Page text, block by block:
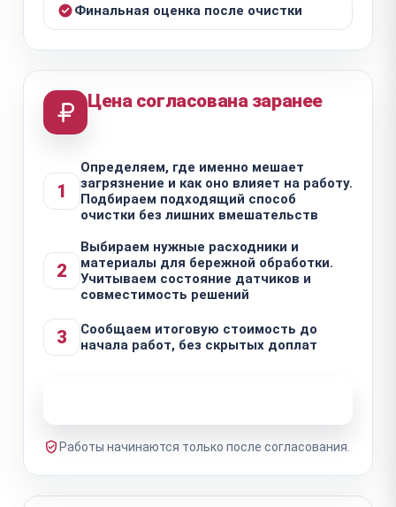
Финальная оценка после очистки
Цена согласована заранее
1
Определяем, где именно мешает
загрязнение и как оно влияет на работу.
Подбираем подходящий способ
очистки без лишних вмешательств
2
Выбираем нужные расходники и
материалы для бережной обработки.
Учитываем состояние датчиков и
совместимость решений
3
Сообщаем итоговую стоимость до
начала работ, без скрытых доплат
Работы начинаются только после согласования.